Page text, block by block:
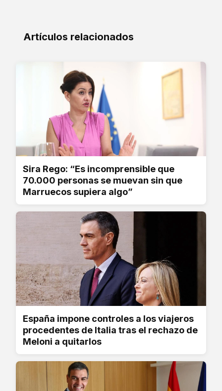
Artículos relacionados
Sira Rego: “Es incomprensible que
70.000 personas se muevan sin que
Marruecos supiera algo”
España impone controles a los viajeros
procedentes de Italia tras el rechazo de
Meloni a quitarlos